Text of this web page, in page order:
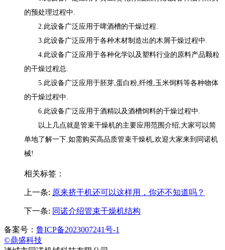
的预处理过程中.
2.此设备广泛应用于啤酒槽的干燥过程.
3.此设备广泛应用于各种木材制造出的木屑干燥过程中.
4.此设备广泛应用于各种化学以及塑料行业的原料产品颗粒
的干燥过程总.
5.此设备广泛应用于胚芽,蛋白粉,纤维,玉米饲料等各种物体
的干燥过程中.
6.此设备广泛应用于酒精以及酒槽饲料的干燥过程中.
以上几点就是管束干燥机的主要应用范围介绍,大家可以简
单地了解一下.如需购买高品质管束干燥机,欢迎大家来到同诺机
械!
相关标签：
上一条: 原来挤干机还可以这样用，你还不知道吗？
下一条: 同诺介绍管束干燥机结构
备案号： 鲁ICP备2023007241号-1
©鼎盛科技